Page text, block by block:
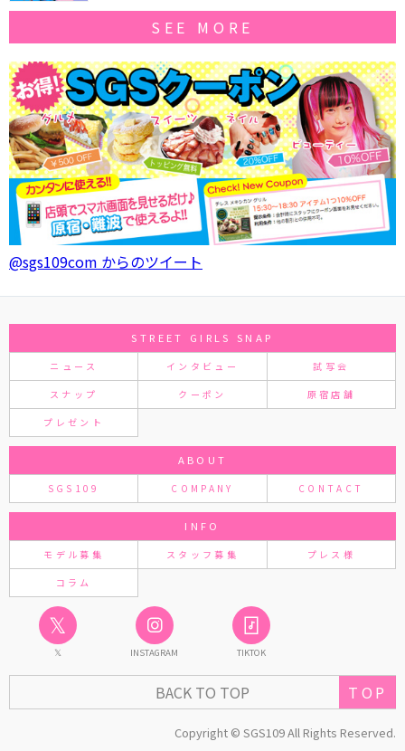
SEE MORE
@sgs109com からのツイート
STREET GIRLS SNAP
ニュース インタビュー 試写会
スナップ クーポン 原宿店舗
プレゼント
ABOUT
SGS109 COMPANY CONTACT
INFO
モデル募集 スタッフ募集 プレス様
コラム
𝕏
𝕏 INSTAGRAM TIKTOK
BACK TO TOP
Copyright © SGS109 All Rights Reserved.
TOP